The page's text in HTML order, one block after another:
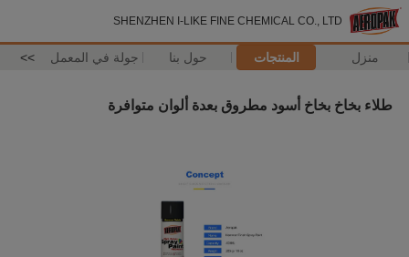
SHENZHEN I-LIKE FINE CHEMICAL CO., LTD
منزل المنتجات حول بنا جولة في المعمل >>
طلاء بخاخ بخاخ أسود مطروق بعدة ألوان متوافرة